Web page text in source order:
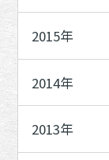
2015年
2014年
2013年